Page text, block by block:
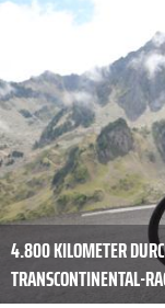
4.800 KILOMETER
TRANSCONTINENTAL-